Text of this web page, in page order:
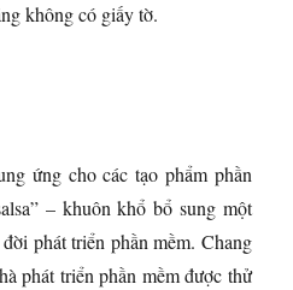
không có giấy tờ.
ứng cho các tạo phẩm phần
– khuôn khổ bổ sung một
phát triển phần mềm. Chang
phát triển phần mềm được thử